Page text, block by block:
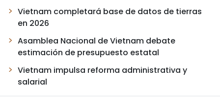
Vietnam completará base de datos de tierras
en 2026
Asamblea Nacional de Vietnam debate
estimación de presupuesto estatal
Vietnam impulsa reforma administrativa y
salarial